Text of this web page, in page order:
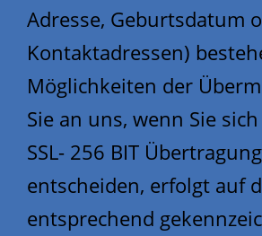
Adresse, Geburtsdatum
Kontaktadressen)
Möglichkeiten der
Sie an uns, wenn Sie
SSL- 256 BIT Übertragung
entscheiden, erfolgt auf
entsprechend